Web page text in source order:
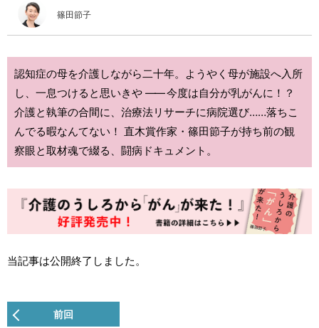
特集
編集部
篠田節子
認知症の母を介護しながら二十年。ようやく母が施設へ入所
し、一息つけると思いきや ―― 今度は自分が乳がんに！？
介護と執筆の合間に、治療法リサーチに病院選び……落ちこ
んでる暇なんてない！ 直木賞作家・篠田節子が持ち前の観
察眼と取材魂で綴る、闘病ドキュメント。
当記事は公開終了しました。
前回